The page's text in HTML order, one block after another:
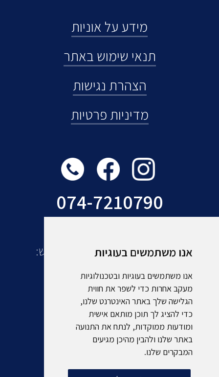
אנו משתמשים בעוגיות
אנו משתמשים בעוגיות ובטכנולוגיות
מעקב אחרות כדי לשפר את חווית
הגלישה שלך באתר האינטרנט שלנו,
כדי להציג לך תוכן מותאם אישית
ומודעות ממוקדות, לנתח את התנועה
באתר שלנו ולהבין מהיכן מגיעים
המבקרים שלנו.
מידע על אוניות
תנאי שימוש באתר
הצהרת נגישות
מדיניות פרטיות
074-7210790
עוד מקבוצת אמסלם תיירות ונופש: